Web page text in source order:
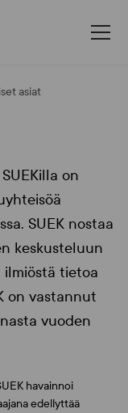
asiat
on
SUEK nostaa
keskusteluun
ilmiöstä tietoa
on vastannut
vuoden
havainnoi
edellyttää